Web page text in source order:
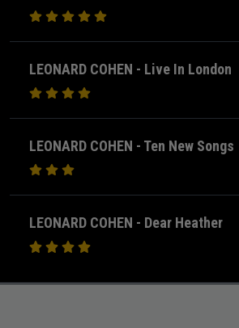
LEONARD COHEN - Live In London
LEONARD COHEN - Ten New Songs
LEONARD COHEN - Dear Heather